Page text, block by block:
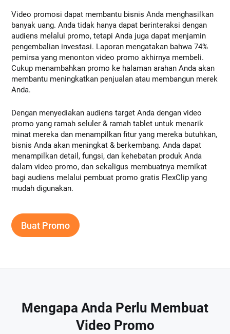
Video promosi dapat membantu bisnis Anda menghasilkan
banyak uang. Anda tidak hanya dapat berinteraksi dengan
audiens melalui promo, tetapi Anda juga dapat menjamin
pengembalian investasi. Laporan mengatakan bahwa 74%
pemirsa yang menonton video promo akhirnya membeli.
Cukup menambahkan promo ke halaman arahan Anda akan
membantu meningkatkan penjualan atau membangun merek
Anda.
Dengan menyediakan audiens target Anda dengan video
promo yang ramah seluler & ramah tablet untuk menarik
minat mereka dan menampilkan fitur yang mereka butuhkan,
bisnis Anda akan meningkat & berkembang. Anda dapat
menampilkan detail, fungsi, dan kehebatan produk Anda
dalam video promo, dan sekaligus membuatnya memikat
bagi audiens melalui pembuat promo gratis FlexClip yang
mudah digunakan.
Buat Promo
Mengapa Anda Perlu Membuat
Video Promo